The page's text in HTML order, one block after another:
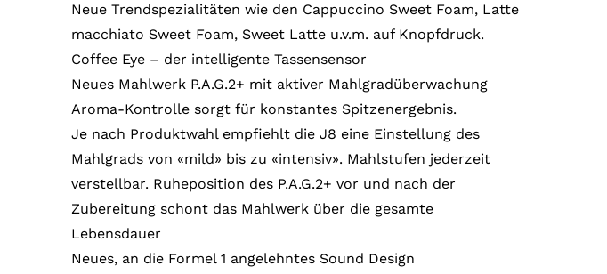
Neue Trendspezialitäten wie den Cappuccino Sweet Foam, Latte
macchiato Sweet Foam, Sweet Latte u.v.m. auf Knopfdruck.
Coffee Eye – der intelligente Tassensensor
Neues Mahlwerk P.A.G.2+ mit aktiver Mahlgradüberwachung
Aroma-Kontrolle sorgt für konstantes Spitzenergebnis.
Je nach Produktwahl empfiehlt die J8 eine Einstellung des
Mahlgrads von «mild» bis zu «intensiv». Mahlstufen jederzeit
verstellbar. Ruheposition des P.A.G.2+ vor und nach der
Zubereitung schont das Mahlwerk über die gesamte
Lebensdauer
Neues, an die Formel 1 angelehntes Sound Design